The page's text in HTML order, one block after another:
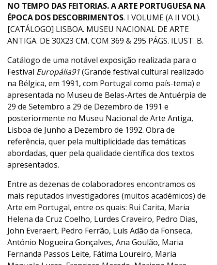
NO TEMPO DAS FEITORIAS. A ARTE PORTUGUESA NA
ÉPOCA DOS DESCOBRIMENTOS. I VOLUME (A II VOL).
[CATÁLOGO] LISBOA. MUSEU NACIONAL DE ARTE
ANTIGA. DE 30X23 CM. COM 369 & 295 PÁGS. ILUST. B.
Catálogo de uma notável exposição realizada para o
Festival Europália91(Grande festival cultural realizado
na Bélgica, em 1991, com Portugal como país-tema) e
apresentada no Museu de Belas-Artes de Antuérpia de
29 de Setembro a 29 de Dezembro de 1991 e
posteriormente no Museu Nacional de Arte Antiga,
Lisboa de Junho a Dezembro de 1992. Obra de
referência, quer pela multiplicidade das temáticas
abordadas, quer pela qualidade científica dos textos
apresentados.
Entre as dezenas de colaboradores encontramos os
mais reputados investigadores (muitos académicos) de
Arte em Portugal, entre os quais: Rui Carita, Maria
Helena da Cruz Coelho, Lurdes Craveiro, Pedro Dias,
John Everaert, Pedro Ferrão, Luís Adão da Fonseca,
António Nogueira Gonçalves, Ana Goulão, Maria
Fernanda Passos Leite, Fátima Loureiro, Maria